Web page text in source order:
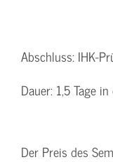
Abschluss: IHK-
Dauer: 1,5 Tage
Der Preis des